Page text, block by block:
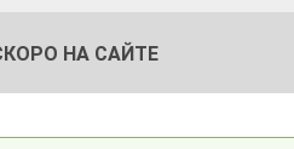
НА САЙТЕ